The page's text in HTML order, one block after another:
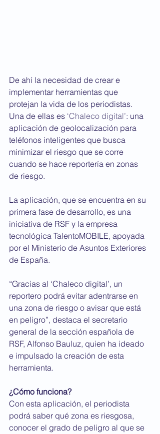
De ahí la necesidad de crear e
implementar herramientas que
protejan la vida de los periodistas.
Una de ellas es ‘Chaleco digital’: una
aplicación de geolocalización para
teléfonos inteligentes que busca
minimizar el riesgo que se corre
cuando se hace reportería en zonas
de riesgo.
La aplicación, que se encuentra en su
primera fase de desarrollo, es una
iniciativa de RSF y la empresa
tecnológica TalentoMOBILE, apoyada
por el Ministerio de Asuntos Exteriores
de España.
“Gracias al ‘Chaleco digital’, un
reportero podrá evitar adentrarse en
una zona de riesgo o avisar que está
en peligro”, destaca el secretario
general de la sección española de
RSF, Alfonso Bauluz, quien ha ideado
e impulsado la creación de esta
herramienta.
¿Cómo funciona?
Con esta aplicación, el periodista
podrá saber qué zona es riesgosa,
conocer el grado de peligro al que se